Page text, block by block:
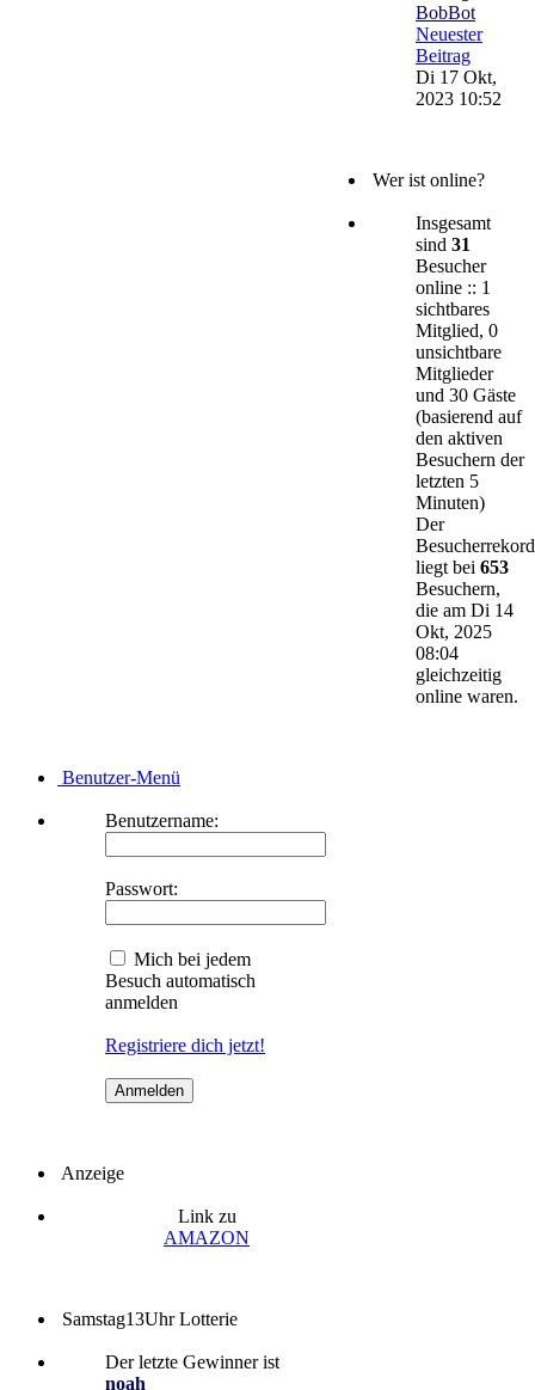
BobBot
Neuester
Beitrag
Di 17 Okt,
2023 10:52
Wer ist online?
Insgesamt
sind 31
Besucher
online :: 1
sichtbares
Mitglied, 0
unsichtbare
Mitglieder
und 30 Gäste
(basierend auf
den aktiven
Besuchern der
letzten 5
Minuten)
Der
Besucherrekord
liegt bei 653
Besuchern,
die am Di 14
Okt, 2025
08:04
gleichzeitig
online waren.
Benutzer-Menü
Benutzername:
Passwort:
Mich bei jedem
Besuch automatisch
anmelden
Registriere dich jetzt!
Anzeige
Link zu
AMAZON
Samstag13Uhr Lotterie
Der letzte Gewinner ist
noah